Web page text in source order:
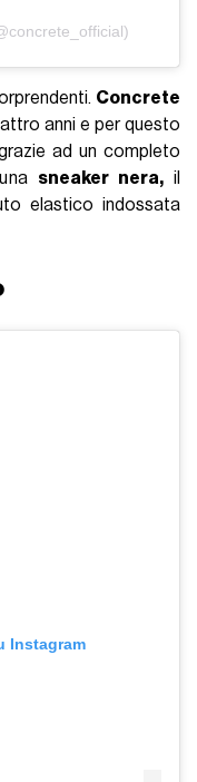
Concrete
anni e per questo
ad un completo
sneaker nera, il
elastico indossata
Instagram